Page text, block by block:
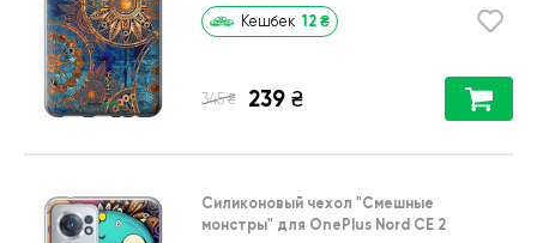
Кешбек 12 ₴
345 ₴ 239 ₴
Силиконовый чехол "Cмешные
монстры" для OnePlus Nord CE 2